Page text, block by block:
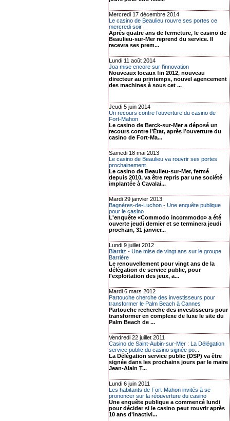
Mercredi 17 décembre 2014
Le casino de Beaulieu rouvre ses portes ce
mercredi soir
Après quatre ans de fermeture, le casino de
Beaulieu-sur-Mer reprend du service. Il
recevra ses prem...
Lundi 11 août 2014
Joa mise encore sur l’innovation
Nouveaux locaux fin 2012, nouveau
directeur au printemps, nouvel agencement
des machines à sous cet ...
Jeudi 5 juin 2014
Un recours contre l’ouverture du casino de
Fort-Mahon
Le casino de Berck-sur-Mer a déposé un
recours contre l’État, après l’ouverture du
casino de Fort-Ma...
Samedi 18 mai 2013
Le casino de Beaulieu va rouvrir ses portes
prochainement
Le casino de Beaulieu-sur-Mer, fermé
depuis 2010, va être repris par une société
implantée à Cavalai...
Mardi 29 janvier 2013
Bagnères-de-Luchon - Une enquête publique
pour le casino
L'enquête «Commodo incommodo» a été
ouverte jeudi dernier et se terminera jeudi
prochain, 31 janvier...
Lundi 9 juillet 2012
Biarritz - Une mise de vingt ans sur le groupe
Barrière
Le renouvellement pour vingt ans de la
délégation de service public, pour
l'exploitation des jeux, a...
Mardi 6 mars 2012
Partouche cherche des investisseurs pour
transformer le Palm Beach à Cannes
Partouche recherche des investisseurs pour
transformer en complexe de luxe le site du
Palm Beach de ...
Vendredi 22 juillet 2011
Casino de Saint-Aubin-sur-Mer : La Délégation
service public du casino signée po...
La Délégation service public (DSP) va être
signée dans les prochains jours par le maire
Jean-Alain T...
Lundi 6 juin 2011
Les habitants de Fort-Mahon invités à se
prononcer sur la réouverture du casino
Une enquête publique a commencé lundi
pour décider si le casino peut rouvrir après
10 ans d'inactivi...